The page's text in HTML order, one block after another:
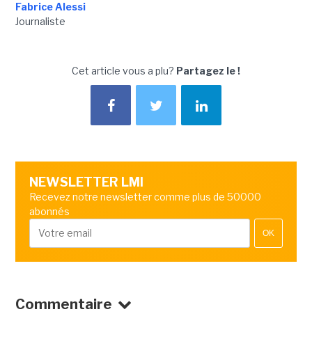
Fabrice Alessi
Journaliste
Cet article vous a plu? Partagez le !
NEWSLETTER LMI
Recevez notre newsletter comme plus de 50000
abonnés
OK
Commentaire